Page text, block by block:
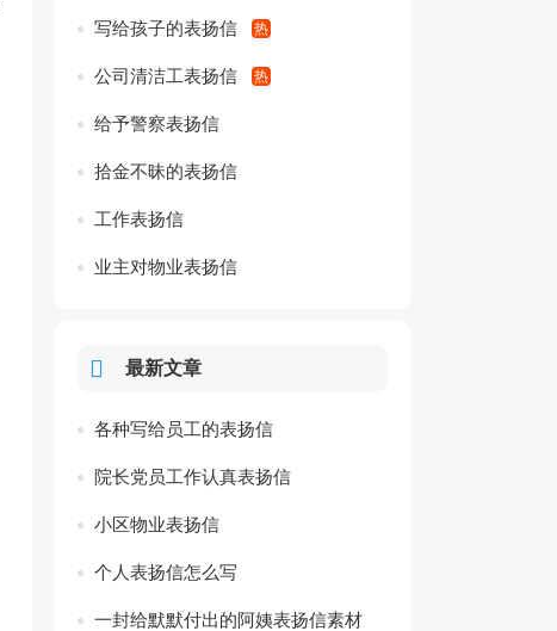
写给孩子的表扬信
公司清洁工表扬信
给予警察表扬信
拾金不昧的表扬信
工作表扬信
业主对物业表扬信
最新文章
各种写给员工的表扬信
院长党员工作认真表扬信
小区物业表扬信
个人表扬信怎么写
一封给默默付出的阿姨表扬信素材